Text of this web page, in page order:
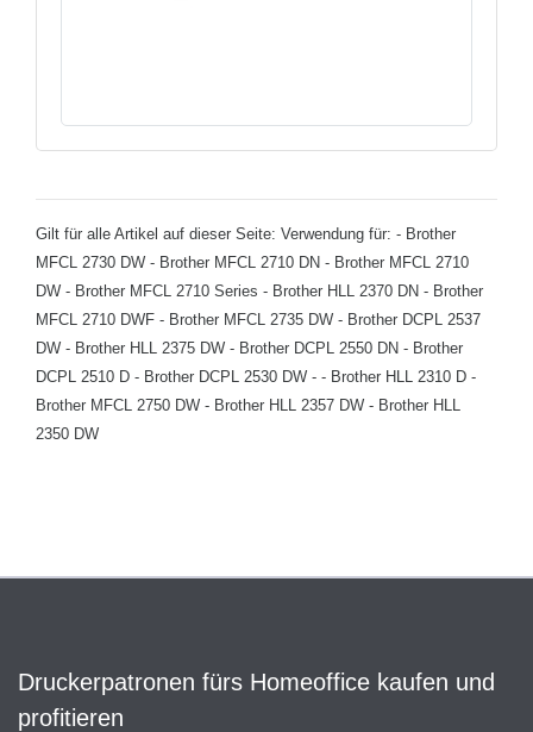
Gilt für alle Artikel auf dieser Seite: Verwendung für: - Brother
MFCL 2730 DW - Brother MFCL 2710 DN - Brother MFCL 2710
DW - Brother MFCL 2710 Series - Brother HLL 2370 DN - Brother
MFCL 2710 DWF - Brother MFCL 2735 DW - Brother DCPL 2537
DW - Brother HLL 2375 DW - Brother DCPL 2550 DN - Brother
DCPL 2510 D - Brother DCPL 2530 DW - - Brother HLL 2310 D -
Brother MFCL 2750 DW - Brother HLL 2357 DW - Brother HLL
2350 DW
Druckerpatronen fürs Homeoffice kaufen und
profitieren